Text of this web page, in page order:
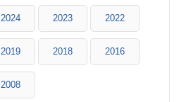
2024 2023 2022
2019 2018 2016
2008